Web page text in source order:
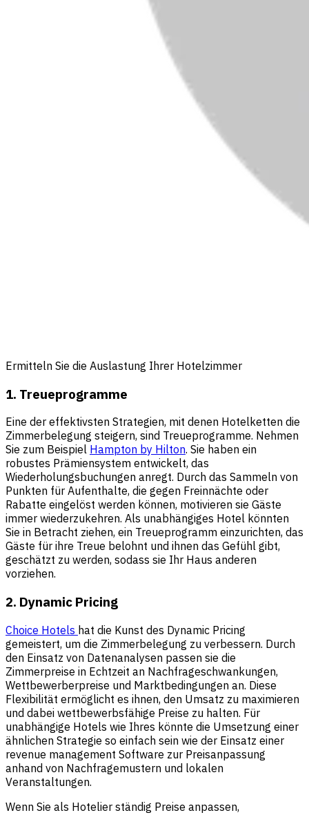
Ermitteln Sie die Auslastung Ihrer Hotelzimmer
1. Treueprogramme
Eine der effektivsten Strategien, mit denen Hotelketten die
Zimmerbelegung steigern, sind Treueprogramme. Nehmen
Sie zum Beispiel Hampton by Hilton. Sie haben ein
robustes Prämiensystem entwickelt, das
Wiederholungsbuchungen anregt. Durch das Sammeln von
Punkten für Aufenthalte, die gegen Freinnächte oder
Rabatte eingelöst werden können, motivieren sie Gäste
immer wiederzukehren. Als unabhängiges Hotel könnten
Sie in Betracht ziehen, ein Treueprogramm einzurichten, das
Gäste für ihre Treue belohnt und ihnen das Gefühl gibt,
geschätzt zu werden, sodass sie Ihr Haus anderen
vorziehen.
2. Dynamic Pricing
Choice Hotels hat die Kunst des Dynamic Pricing
gemeistert, um die Zimmerbelegung zu verbessern. Durch
den Einsatz von Datenanalysen passen sie die
Zimmerpreise in Echtzeit an Nachfrageschwankungen,
Wettbewerberpreise und Marktbedingungen an. Diese
Flexibilität ermöglicht es ihnen, den Umsatz zu maximieren
und dabei wettbewerbsfähige Preise zu halten. Für
unabhängige Hotels wie Ihres könnte die Umsetzung einer
ähnlichen Strategie so einfach sein wie der Einsatz einer
revenue management Software zur Preisanpassung
anhand von Nachfragemustern und lokalen
Veranstaltungen.
Wenn Sie als Hotelier ständig Preise anpassen,